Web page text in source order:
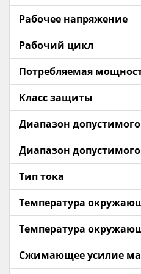
Рабочее напряжение
Рабочий цикл
Потребляемая
Класс защиты
Диапазон
Диапазон
Тип тока
Температура
Температура
Сжимающее усилие